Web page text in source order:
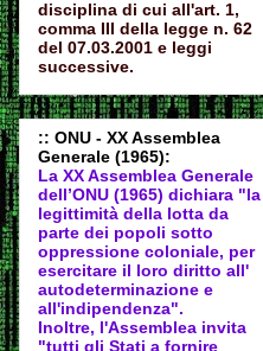
disciplina di cui all'art. 1,
comma III della legge n. 62
del 07.03.2001 e leggi
successive.
:: ONU - XX Assemblea
Generale (1965):
La XX Assemblea Generale
dell’ONU (1965) dichiara "la
legittimità della lotta da
parte dei popoli sotto
oppressione coloniale, per
esercitare il loro diritto all'
autodeterminazione e
all'indipendenza".
Inoltre, l'Assemblea invita
"tutti gli Stati a fornire